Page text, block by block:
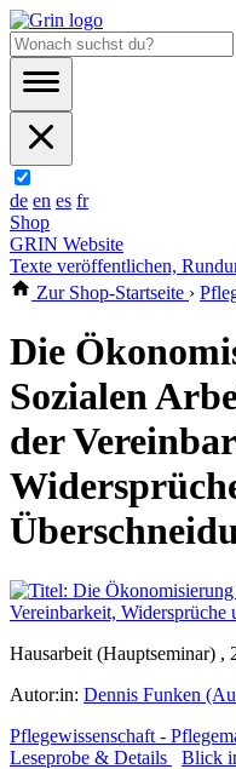
de en es fr
Shop
GRIN Website
Texte veröffentlichen,
Zur Shop-Startseite ›
Die
Sozialen
der
Hausarbeit (Hauptseminar) ,
Autor:in: Dennis Funken
Pflegewissenschaft -
Leseprobe & Details
Blick